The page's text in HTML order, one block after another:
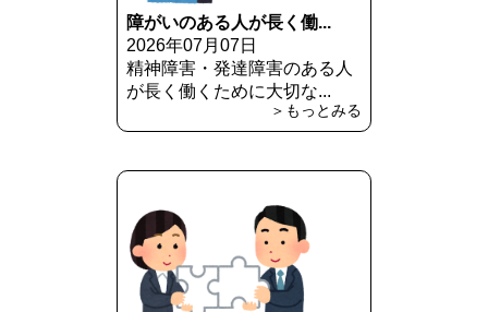
障がいのある人が長く働...
2026年07月07日
精神障害・発達障害のある人
が長く働くために大切な...
＞もっとみる